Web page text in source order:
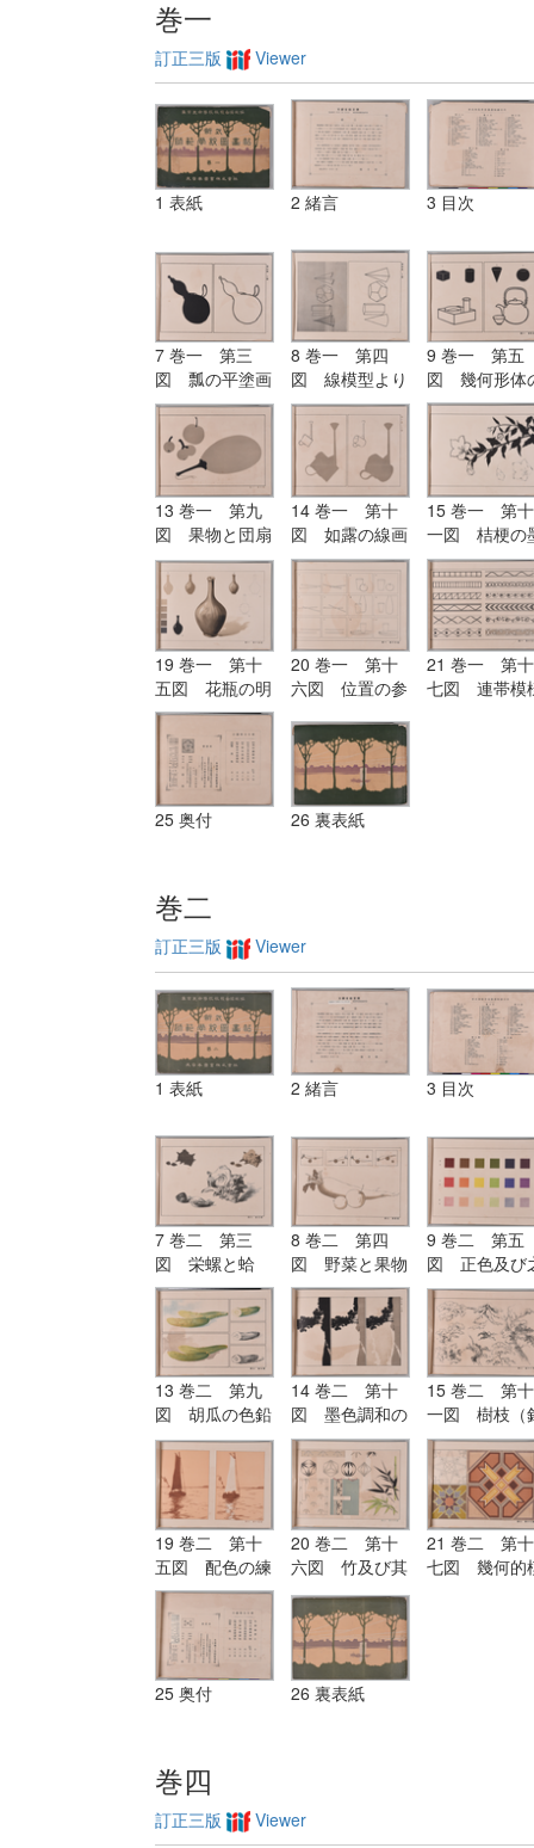
巻一
訂正三版 Viewer
1 表紙 2 緒言 3 目次
7 巻一 第三
図 瓢の平塗画
及び輪郭画
8 巻一 第四
図 線模型より
描きたる形体
9 巻一 第五
図 幾何形体
応用
13 巻一 第九
図 果物と団扇
との平塗画（二
色の練習）
14 巻一 第十
図 如露の線画
と平塗画
15 巻一 第十
一図 桔梗の
画
19 巻一 第十
五図 花瓶の明
暗及び陰影画
（毛筆練習）
20 巻一 第十
六図 位置の参
21 巻一 第十
七図 連帯模
25 奥付 26 裏表紙
巻二
訂正三版 Viewer
1 表紙 2 緒言 3 目次
7 巻二 第三
図 栄螺と蛤
（鉛筆及び毛筆
練習）
8 巻二 第四
図 野菜と果物
（位置の練習）
9 巻二 第五
図 正色及び
より出づる明
と暗色
13 巻二 第九
図 胡瓜の色鉛
筆画・鉛筆画・
水彩画及びペン
画
14 巻二 第十
図 墨色調和の
研究
15 巻二 第十
一図 樹枝（
筆及びペン練
習）
19 巻二 第十
五図 配色の練
習
20 巻二 第十
六図 竹及び其
考案画
21 巻二 第十
七図 幾何的
25 奥付 26 裏表紙
巻四
訂正三版 Viewer